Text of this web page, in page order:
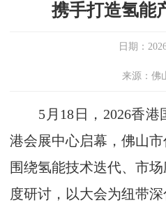
携手打造氢能
日期：
来源：佛
5月18日，2026香港
港会展中心启幕，佛山市
围绕氢能技术迭代、市
度研讨，以大会为纽带